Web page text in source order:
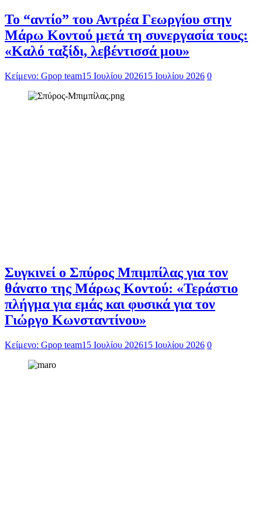
Το “αντίο” του Αντρέα Γεωργίου στην
Μάρω Κοντού μετά τη συνεργασία τους:
«Καλό ταξίδι, λεβέντισσά μου»
Κείμενο: Gpop team15 Ιουλίου 202615 Ιουλίου 2026 0
Συγκινεί ο Σπύρος Μπιμπίλας για τον
θάνατο της Μάρως Κοντού: «Τεράστιο
πλήγμα για εμάς και φυσικά για τον
Γιώργο Κωνσταντίνου»
Κείμενο: Gpop team15 Ιουλίου 202615 Ιουλίου 2026 0